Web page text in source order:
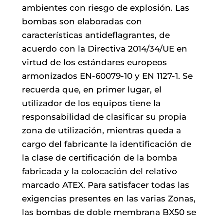
ambientes con riesgo de explosión. Las
bombas son elaboradas con
características antideflagrantes, de
acuerdo con la Directiva 2014/34/UE en
virtud de los estándares europeos
armonizados EN-60079-10 y EN 1127-1. Se
recuerda que, en primer lugar, el
utilizador de los equipos tiene la
responsabilidad de clasificar su propia
zona de utilización, mientras queda a
cargo del fabricante la identificación de
la clase de certificación de la bomba
fabricada y la colocación del relativo
marcado ATEX. Para satisfacer todas las
exigencias presentes en las varias Zonas,
las bombas de doble membrana BX50 se